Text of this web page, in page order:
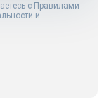
с Правилами
и